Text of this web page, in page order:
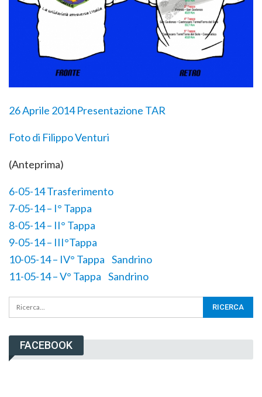
26 Aprile 2014 Presentazione TAR
Foto di Filippo Venturi
(Anteprima)
6-05-14 Trasferimento
7-05-14 – I° Tappa
8-05-14 – II° Tappa
9-05-14 – III°Tappa
10-05-14 – IV° Tappa Sandrino
11-05-14 – V° Tappa Sandrino
FACEBOOK